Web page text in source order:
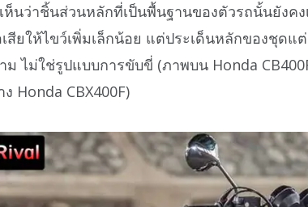
ห็นว่าชิ้นส่วนหลักที่เป็นพื้นฐานของตัวรถนั้นยังค
สียให้ไขว์เพิ่มเล็กน้อย แต่ประเด็นหลักของชุดแ
ม ไม่ใช่รูปแบบการขับขี่ (ภาพบน Honda
Honda CBX400F)